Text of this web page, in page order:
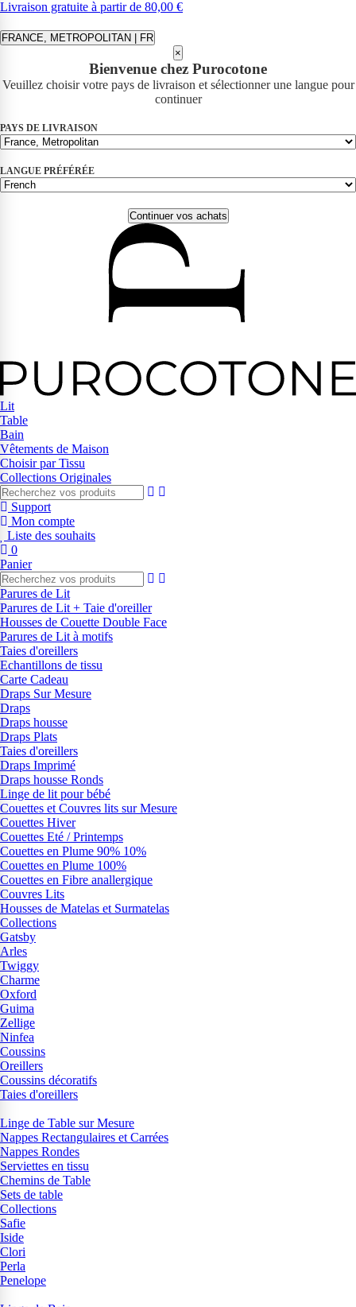
Livraison gratuite à partir de 80,00 €
FRANCE, METROPOLITAN | FR
×
Bienvenue chez Purocotone
Veuillez choisir votre pays de livraison et sélectionner une langue pour
continuer
PAYS DE LIVRAISON
LANGUE PRÉFÉRÉE
Continuer vos achats
Lit
Table
Bain
Vêtements de Maison
Choisir par Tissu
Collections Originales
Support
Mon compte
Liste des souhaits
0
Panier
Parures de Lit
Parures de Lit + Taie d'oreiller
Housses de Couette Double Face
Parures de Lit à motifs
Taies d'oreillers
Echantillons de tissu
Carte Cadeau
Draps Sur Mesure
Draps
Draps housse
Draps Plats
Taies d'oreillers
Draps Imprimé
Draps housse Ronds
Linge de lit pour bébé
Couettes et Couvres lits sur Mesure
Couettes Hiver
Couettes Eté / Printemps
Couettes en Plume 90% 10%
Couettes en Plume 100%
Couettes en Fibre anallergique
Couvres Lits
Housses de Matelas et Surmatelas
Collections
Gatsby
Arles
Twiggy
Charme
Oxford
Guima
Zellige
Ninfea
Coussins
Oreillers
Coussins décoratifs
Taies d'oreillers
Linge de Table sur Mesure
Nappes Rectangulaires et Carrées
Nappes Rondes
Serviettes en tissu
Chemins de Table
Sets de table
Collections
Safie
Iside
Clori
Perla
Penelope